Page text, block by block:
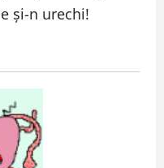
şi-n urechi!